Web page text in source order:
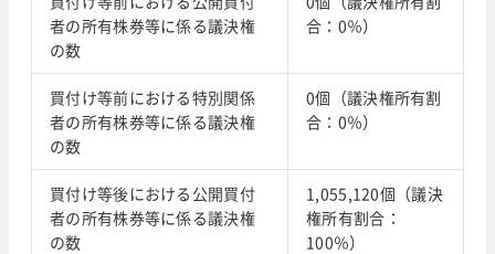
者の所有株券等に係る議決権
の数
合：0％）
買付け等前における特別関係
者の所有株券等に係る議決権
の数
0個（議決権所有割
合：0％）
買付け等後における公開買付
者の所有株券等に係る議決権
の数
1,055,120個（議決
権所有割合：
100％）